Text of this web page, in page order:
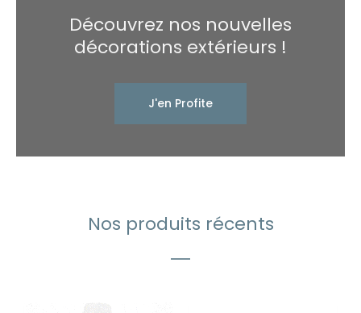
Découvrez nos nouvelles
décorations extérieurs !
J'en Profite
Nos produits récents